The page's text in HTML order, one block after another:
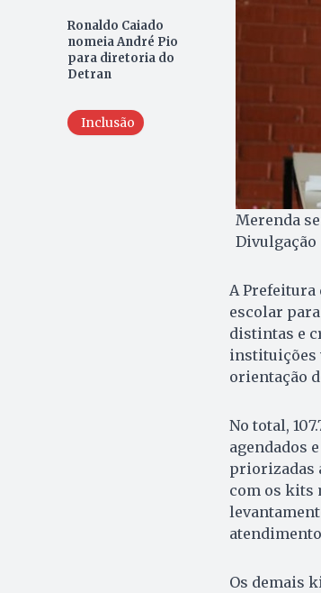
Ronaldo Caiado
nomeia André Pio
para diretoria do
Detran
Inclusão
Merenda
Divulgação
A Prefeitura
escolar
distintas e
instituições
orientação
No total,
agendados
priorizadas
com os kits
Os demais